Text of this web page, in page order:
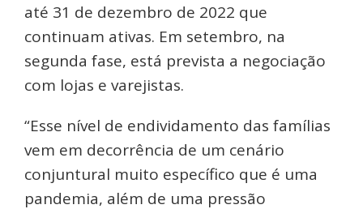
até 31 de dezembro de 2022 que
continuam ativas. Em setembro, na
segunda fase, está prevista a negociação
com lojas e varejistas.
“Esse nível de endividamento das famílias
vem em decorrência de um cenário
conjuntural muito específico que é uma
pandemia, além de uma pressão